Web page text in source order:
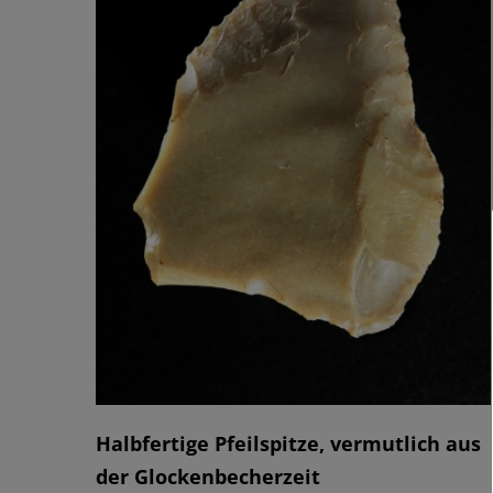
Halbfertige Pfeilspitze, vermutlich aus
der Glockenbecherzeit